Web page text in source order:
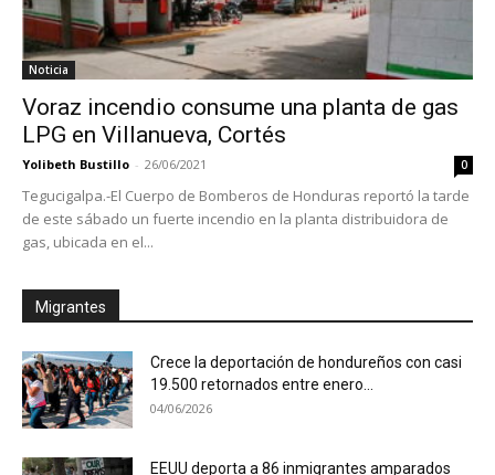
Noticia
Voraz incendio consume una planta de gas
LPG en Villanueva, Cortés
Yolibeth Bustillo - 26/06/2021 0
Tegucigalpa.-El Cuerpo de Bomberos de Honduras reportó la tarde
de este sábado un fuerte incendio en la planta distribuidora de
gas, ubicada en el...
Migrantes
Crece la deportación de hondureños con casi
19.500 retornados entre enero...
04/06/2026
EEUU deporta a 86 inmigrantes amparados